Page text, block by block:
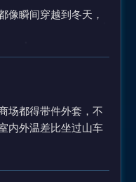
像瞬间穿越到冬天，
场都得带件外套，不
内外温差比坐过山车